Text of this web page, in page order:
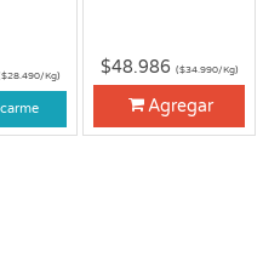
Kg) $48.986 ($34.990/Kg)
Agregar